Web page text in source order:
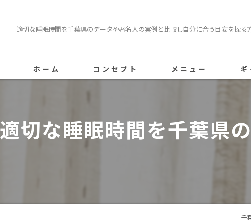
適切な睡眠時間を千葉県のデータや著名人の実例と比較し自分に合う目安を探る
ホーム コンセプト
漫画特集
メニュー
適切な睡眠時間を千葉県
千